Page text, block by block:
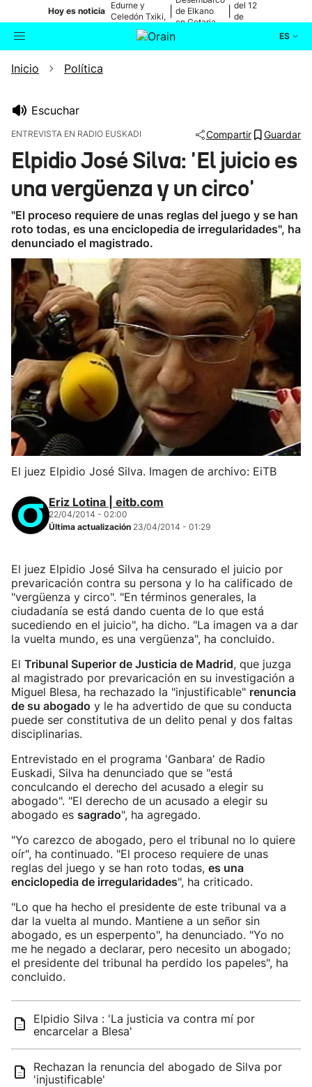
Hoy es noticia
Edurne y
Celedón Txiki,
en directo
de Elkano
en Getaria
del 12
de
ES
Buscador
Ikusmiran
Eguraldia
Inicio Política
Escuchar
ENTREVISTA EN RADIO EUSKADI Compartir Guardar
Elpidio José Silva: 'El juicio es
una vergüenza y un circo'
"El proceso requiere de unas reglas del juego y se han
roto todas, es una enciclopedia de irregularidades", ha
denunciado el magistrado.
El juez Elpidio José Silva. Imagen de archivo: EiTB
Eriz Lotina | eitb.com
22/04/2014 - 02:00
Última actualización 23/04/2014 - 01:29
El juez Elpidio José Silva ha censurado el juicio por
prevaricación contra su persona y lo ha calificado de
"vergüenza y circo". "En términos generales, la
ciudadanía se está dando cuenta de lo que está
sucediendo en el juicio", ha dicho. "La imagen va a dar
la vuelta mundo, es una vergüenza", ha concluido.
El Tribunal Superior de Justicia de Madrid, que juzga
al magistrado por prevaricación en su investigación a
Miguel Blesa, ha rechazado la "injustificable" renuncia
de su abogado y le ha advertido de que su conducta
puede ser constitutiva de un delito penal y dos faltas
disciplinarias.
Entrevistado en el programa 'Ganbara' de Radio
Euskadi, Silva ha denunciado que se "está
conculcando el derecho del acusado a elegir su
abogado". "El derecho de un acusado a elegir su
abogado es sagrado", ha agregado.
"Yo carezco de abogado, pero el tribunal no lo quiere
oír", ha continuado. "El proceso requiere de unas
reglas del juego y se han roto todas, es una
enciclopedia de irregularidades", ha criticado.
"Lo que ha hecho el presidente de este tribunal va a
dar la vuelta al mundo. Mantiene a un señor sin
abogado, es un esperpento", ha denunciado. "Yo no
me he negado a declarar, pero necesito un abogado;
el presidente del tribunal ha perdido los papeles", ha
concluido.
Elpidio Silva : 'La justicia va contra mí por
encarcelar a Blesa'
Rechazan la renuncia del abogado de Silva por
'injustificable'